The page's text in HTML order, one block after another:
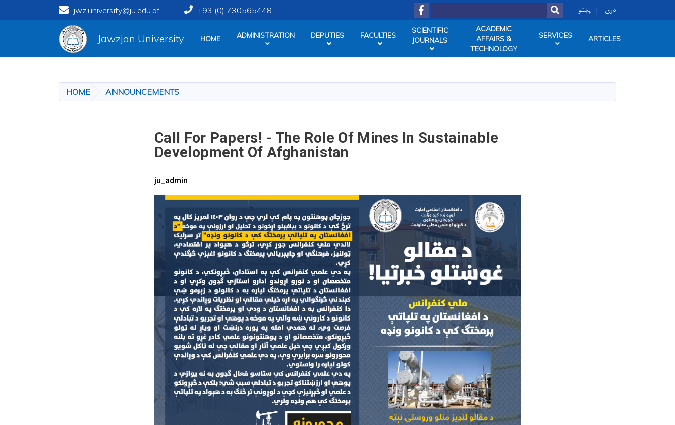
content
Jawzjan University
jwz.university@ju.edu.af +93 (0) 730565448 Facebook
Search SEARCH
پښتو دری
Main navigation
HOME ADMINISTRATION DEPUTIES FACULTIES
SCIENTIFIC
JOURNALS
ACADEMIC
AFFAIRS &
TECHNOLOGY
SERVICES ARTICLES
HOME ANNOUNCEMENTS
Call For Papers! - The Role Of Mines In Sustainable
Development Of Afghanistan
ju_admin